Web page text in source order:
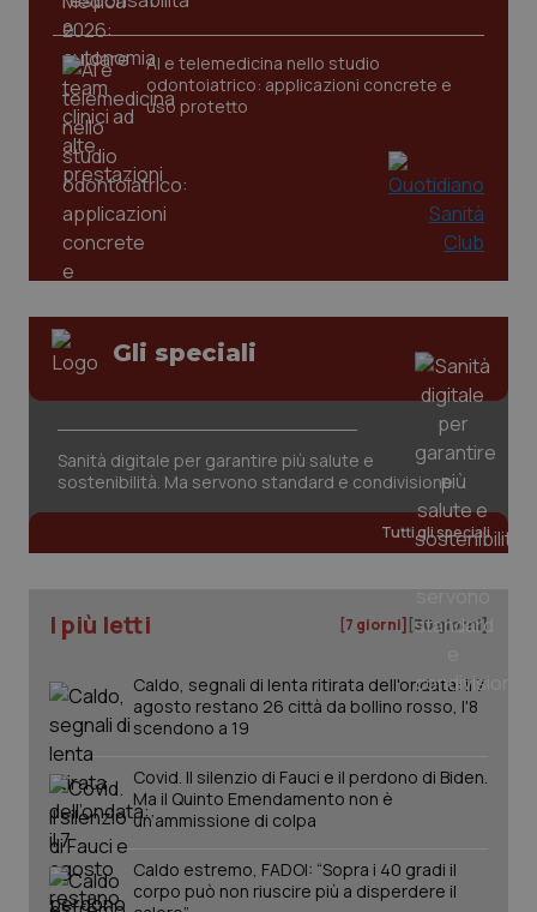
AI e telemedicina nello studio
odontoiatrico: applicazioni concrete e
uso protetto
Gli speciali
Sanità digitale per garantire più salute e
sostenibilità. Ma servono standard e condivisione
Tutti gli speciali
I più letti [7 giorni] [30 giorni]
Caldo, segnali di lenta ritirata dell'ondata: il 7
agosto restano 26 città da bollino rosso, l'8
scendono a 19
Covid. Il silenzio di Fauci e il perdono di Biden.
Ma il Quinto Emendamento non è
un’ammissione di colpa
Caldo estremo, FADOI: “Sopra i 40 gradi il
corpo può non riuscire più a disperdere il